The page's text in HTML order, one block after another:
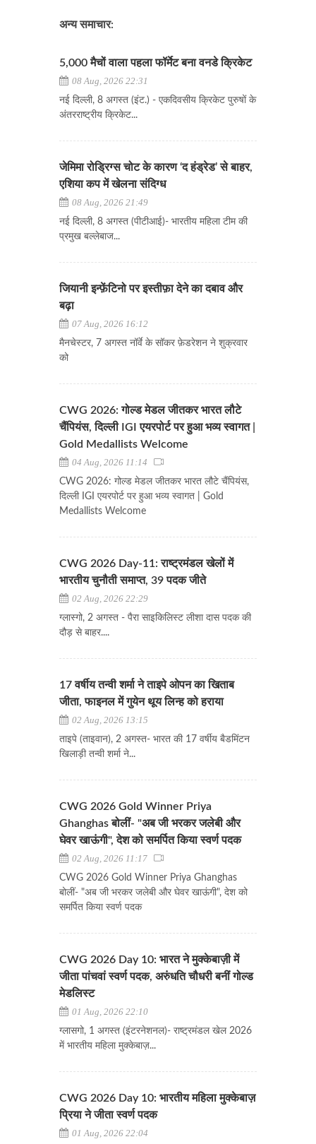
अन्य समाचार:
5,000 मैचों वाला पहला फॉर्मेट बना वनडे क्रिकेट
08 Aug, 2026 22:31
नई दिल्ली, 8 अगस्त (इंट.) - एकदिवसीय क्रिकेट पुरुषों के
अंतरराष्ट्रीय क्रिकेट...
जेमिमा रोड्रिग्स चोट के कारण ‘द हंड्रेड’ से बाहर,
एशिया कप में खेलना संदिग्ध
08 Aug, 2026 21:49
नई दिल्ली, 8 अगस्त (पीटीआई)- भारतीय महिला टीम की
प्रमुख बल्लेबाज...
जियानी इन्फ़ेंटिनो पर इस्तीफ़ा देने का दबाव और
बढ़ा
07 Aug, 2026 16:12
मैनचेस्टर, 7 अगस्त नॉर्वे के सॉकर फ़ेडरेशन ने शुक्रवार
को
CWG 2026: गोल्ड मेडल जीतकर भारत लौटे
चैंपियंस, दिल्ली IGI एयरपोर्ट पर हुआ भव्य स्वागत |
Gold Medallists Welcome
04 Aug, 2026 11:14
CWG 2026: गोल्ड मेडल जीतकर भारत लौटे चैंपियंस,
दिल्ली IGI एयरपोर्ट पर हुआ भव्य स्वागत | Gold
Medallists Welcome
CWG 2026 Day-11: राष्ट्रमंडल खेलों में
भारतीय चुनौती समाप्त, 39 पदक जीते
02 Aug, 2026 22:29
ग्लास्गो, 2 अगस्त - पैरा साइकिलिस्ट लीशा दास पदक की
दौड़ से बाहर....
17 वर्षीय तन्वी शर्मा ने ताइपे ओपन का खिताब
जीता, फाइनल में गुयेन थूय लिन्ह को हराया
02 Aug, 2026 13:15
ताइपे (ताइवान), 2 अगस्त- भारत की 17 वर्षीय बैडमिंटन
खिलाड़ी तन्वी शर्मा ने...
CWG 2026 Gold Winner Priya
Ghanghas बोलीं- "अब जी भरकर जलेबी और
घेवर खाऊंगी", देश को समर्पित किया स्वर्ण पदक
02 Aug, 2026 11:17
CWG 2026 Gold Winner Priya Ghanghas
बोलीं- "अब जी भरकर जलेबी और घेवर खाऊंगी", देश को
समर्पित किया स्वर्ण पदक
CWG 2026 Day 10: भारत ने मुक्केबाज़ी में
जीता पांचवां स्वर्ण पदक, अरुंधति चौधरी बनीं गोल्ड
मेडलिस्ट
01 Aug, 2026 22:10
ग्लासगो, 1 अगस्त (इंटरनेशनल)- राष्ट्रमंडल खेल 2026
में भारतीय महिला मुक्केबाज़...
CWG 2026 Day 10: भारतीय महिला मुक्केबाज़
प्रिया ने जीता स्वर्ण पदक
01 Aug, 2026 22:04